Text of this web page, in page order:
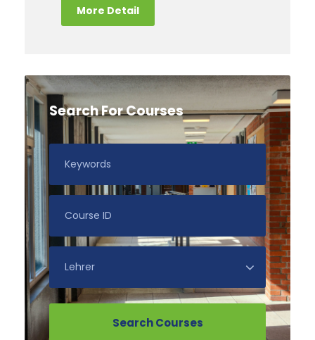
More Detail
Search For Courses